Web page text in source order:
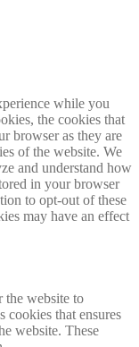
while you
the cookies that
browser as they are
of the website. We
and understand how
in your browser
to opt-out of these
may have an effect
the website to
that ensures
website. These